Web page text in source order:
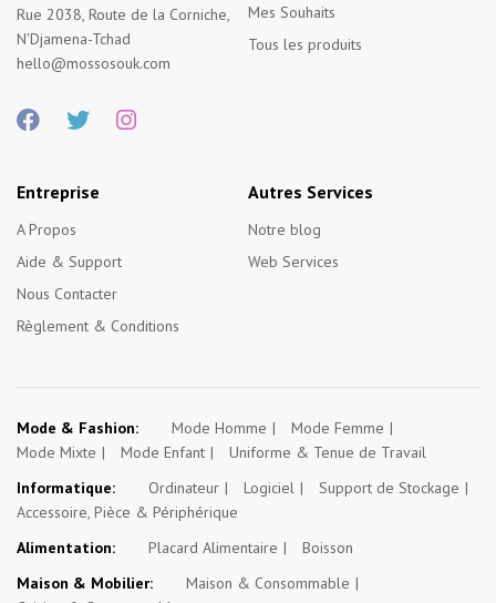
Rue 2038, Route de la Corniche,
N'Djamena-Tchad
hello@mossosouk.com
Mes Souhaits
Tous les produits
Entreprise
A Propos
Aide & Support
Nous Contacter
Règlement & Conditions
Autres Services
Notre blog
Web Services
Mode & Fashion: Mode Homme
Mode Femme
Mode Mixte
Mode Enfant
Uniforme & Tenue de Travail
Informatique:
Ordinateur Logiciel
Support de Stockage
Accessoire, Pièce & Périphérique
Alimentation:
Placard Alimentaire
Boisson
Maison & Mobilier:
Maison & Consommable